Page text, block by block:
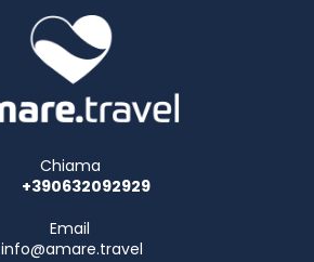
Chiama
+390632092929
Email
info@amare.travel